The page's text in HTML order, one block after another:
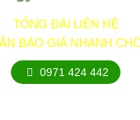
TỔNG ĐÀI LIÊN HỆ
BÁO GIÁ NHANH
0971 424 442